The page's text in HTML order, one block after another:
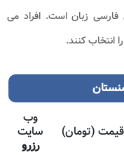
زبان است. افراد می
انتخاب کنند.
قیمت (تومان)
وب
سایت
رزرو